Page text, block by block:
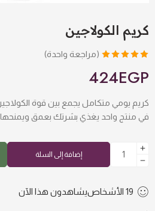
كريم الكولاجين
5.00
من 5
تقييم عميل
واحد
(مراجعة واحدة)
424EGP
كريم يومي متكامل يجمع بين قوة
في منتج واحد يغذي بشرتك بعمق
إضافة إلى السلة
19 الأشخاصيشاهدون هذا الآن